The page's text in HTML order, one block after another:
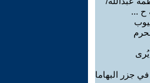
ح ...
يُرى
جزر البهاما